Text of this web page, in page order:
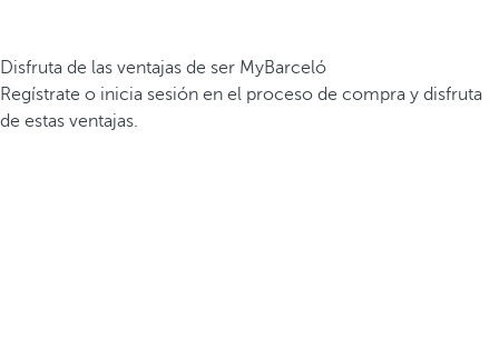
Disfruta de las ventajas de ser MyBarceló
Regístrate o inicia sesión en el proceso de compra y disfruta
de estas ventajas.